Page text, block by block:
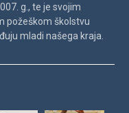
g., te je svojim
požeškom školstvu
mladi našega kraja.